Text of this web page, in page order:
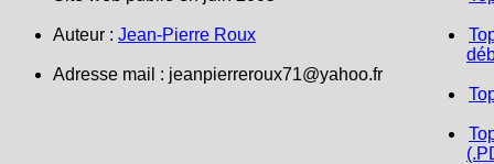
Auteur : Jean-Pierre Roux
Adresse mail : jeanpierreroux71@yahoo.fr